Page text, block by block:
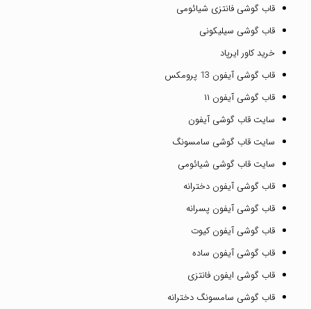
قاب گوشی فانتزی شیائومی
قاب گوشی سیلیکونی
خرید کاور ایرپاد
قاب گوشی آیفون 13 پرومکس
قاب گوشی آیفون ۱۱
سایت قاب گوشی آیفون
سایت قاب گوشی سامسونگ
سایت قاب گوشی شیائومی
قاب گوشی آیفون دخترانه
قاب گوشی آیفون پسرانه
قاب گوشی آیفون کیوت
قاب گوشی آیفون ساده
قاب گوشی ایفون فانتزی
قاب گوشی سامسونگ دخترانه